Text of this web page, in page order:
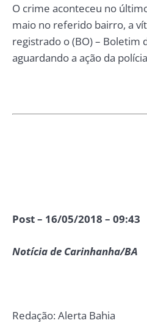
O crime aconteceu no
maio no referido bairro, a
registrado o (BO) – Boletim
aguardando a ação da
Post – 16/05/2018 – 09:43
Notícia de Carinhanha/BA
Redação: Alerta Bahia